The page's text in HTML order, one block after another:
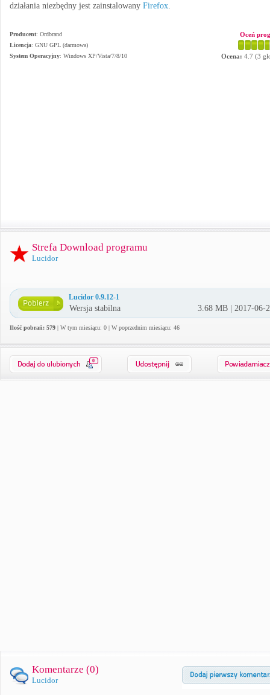
działania niezbędny jest zainstalowany Firefox.
Producent: Ordbrand
Licencja: GNU GPL (darmowa)
System Operacyjny: Windows XP/Vista/7/8/10
Oceń
Ocena: 4.7 (3
Strefa Download programu
Lucidor
Lucidor 0.9.12-1
Wersja stabilna 3.68 MB | 2017-06-
Ilość pobrań: 579 | W tym miesiącu: 0 | W poprzednim miesiącu: 46
0
Komentarze (0)
Lucidor